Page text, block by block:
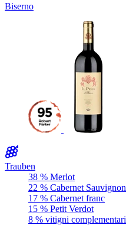
Biserno
Trauben
38 % Merlot
22 % Cabernet Sauvignon
17 % Cabernet franc
15 % Petit Verdot
8 % vitigni complementari